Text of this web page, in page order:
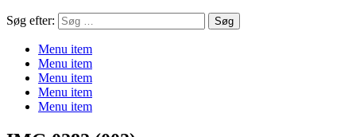
Søg efter:
Menu item
Menu item
Menu item
Menu item
Menu item